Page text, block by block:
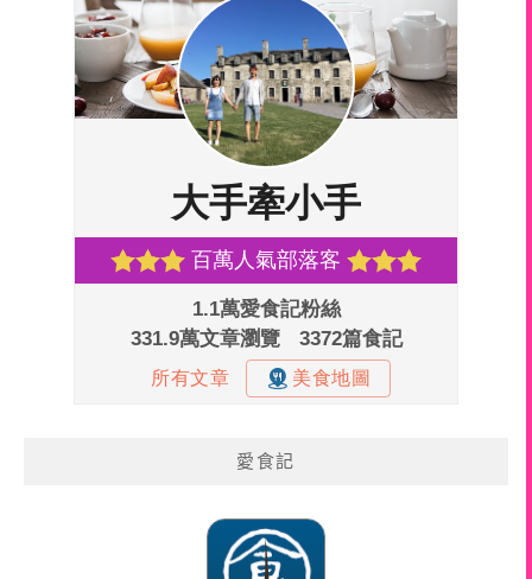
愛食記